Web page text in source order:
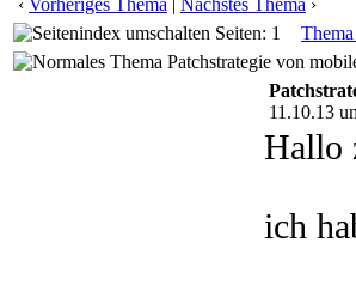
‹ Vorheriges Thema | Nächstes Thema ›
Seiten: 1
Patchstrategie von
11.10.13
Hallo
ich